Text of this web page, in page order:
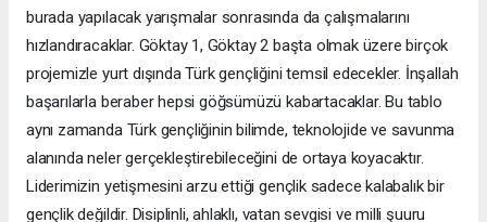
burada yapılacak yarışmalar sonrasında da çalışmalarını
hızlandıracaklar. Göktay 1, Göktay 2 başta olmak üzere birçok
projemizle yurt dışında Türk gençliğini temsil edecekler. İnşallah
başarılarla beraber hepsi göğsümüzü kabartacaklar. Bu tablo
aynı zamanda Türk gençliğinin bilimde, teknolojide ve savunma
alanında neler gerçekleştirebileceğini de ortaya koyacaktır.
Liderimizin yetişmesini arzu ettiği gençlik sadece kalabalık bir
gençlik değildir. Disiplinli, ahlaklı, vatan sevgisi ve milli şuuru